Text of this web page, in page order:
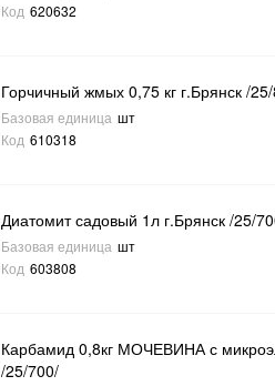
Код 620632
Горчичный жмых 0,75 кг г.Брянск /
Базовая единица шт
Код 610318
Диатомит садовый 1л г.Брянск /25/
Базовая единица шт
Код 603808
Карбамид 0,8кг МОЧЕВИНА с
/25/700/